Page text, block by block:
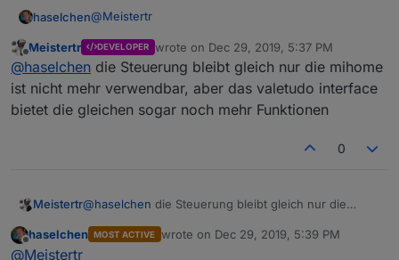
haselchen@Meistertr
Mit Valetudo auf dem Gerät, ist die Steuerung mit
dem Vacuum Adapter genauso wie mit der Original
Software? Oder funktioniert dann der Adapter nicht
mehr?
Nächste kleine Frage: Wenn ich das Teil in den
2.Stock bringe und er fertig mit saugen ist, purzelt
er dann die Treppe runter zu seiner Station oder
Offline
Meistertr DEVELOPER wrote on Dec 29, 2019, 5:37 PM
last edited by
@haselchen die Steuerung bleibt gleich nur die mihome
ist nicht mehr verwendbar, aber das valetudo interface
bietet die gleichen sogar noch mehr Funktionen
0
Meistertr@haselchen die Steuerung bleibt gleich nur die
interface bietet die gleichen sogar noch mehr
Offline
haselchen MOST ACTIVE wrote on Dec 29, 2019, 5:39 PM
last edited by
@Meistertr